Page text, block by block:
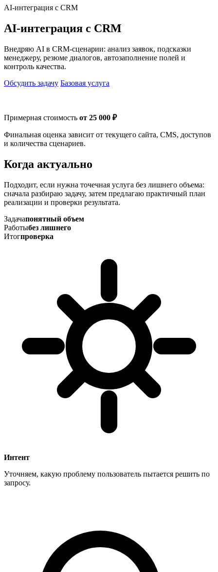
AI-интеграция с CRM
AI-интеграция с CRM
Внедряю AI в CRM-сценарии: анализ заявок, подсказки
менеджеру, резюме диалогов, автозаполнение полей и
контроль качества.
Обсудить задачу Базовая услуга
Примерная стоимость от 25 000 ₽
Финальная оценка зависит от текущего сайта, CMS, доступов
и количества сценариев.
Когда актуально
Подходит, если нужна точечная услуга без лишнего объема:
сначала разбираю задачу, затем предлагаю практичный план
реализации и проверки результата.
Задачапонятный объем
Работыбез лишнего
Итогпроверка
Интент
Уточняем, какую проблему пользователь пытается решить по
запросу.